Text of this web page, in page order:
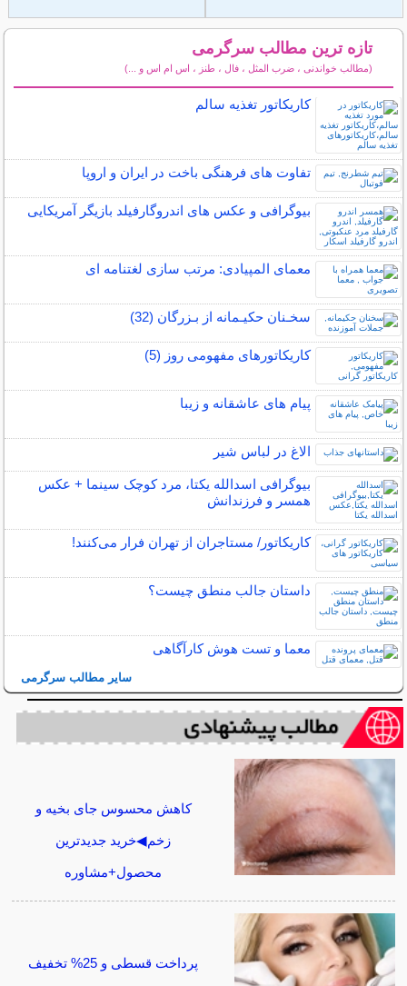
تازه ترین مطالب سرگرمی
(مطالب خواندنی ، ضرب المثل ، فال ، طنز ، اس ام اس و ...)
کاریکاتور تغذیه سالم
تفاوت های فرهنگی باخت در ایران و اروپا
بیوگرافی و عکس های اندروگارفیلد بازیگر آمریکایی
معمای المپیادی: مرتب سازی لغتنامه ای
سخـنان حکیـمانه از بـزرگان (32)
کاریکاتورهای مفهومی روز (5)
پیام های عاشقانه و زیبا
الاغ در لباس شیر
بیوگرافی اسدالله یکتا، مرد کوچک سینما + عکس
همسر و فرزندانش
کاریکاتور/ مستاجران از تهران فرار می‌کنند!
داستان جالب منطق چیست؟
معما و تست هوش کارآگاهی
سایر مطالب سرگرمی
کاهش محسوس جای بخیه و
زخم◀خرید جدیدترین
محصول+مشاوره
پرداخت قسطی و 25% تخفیف